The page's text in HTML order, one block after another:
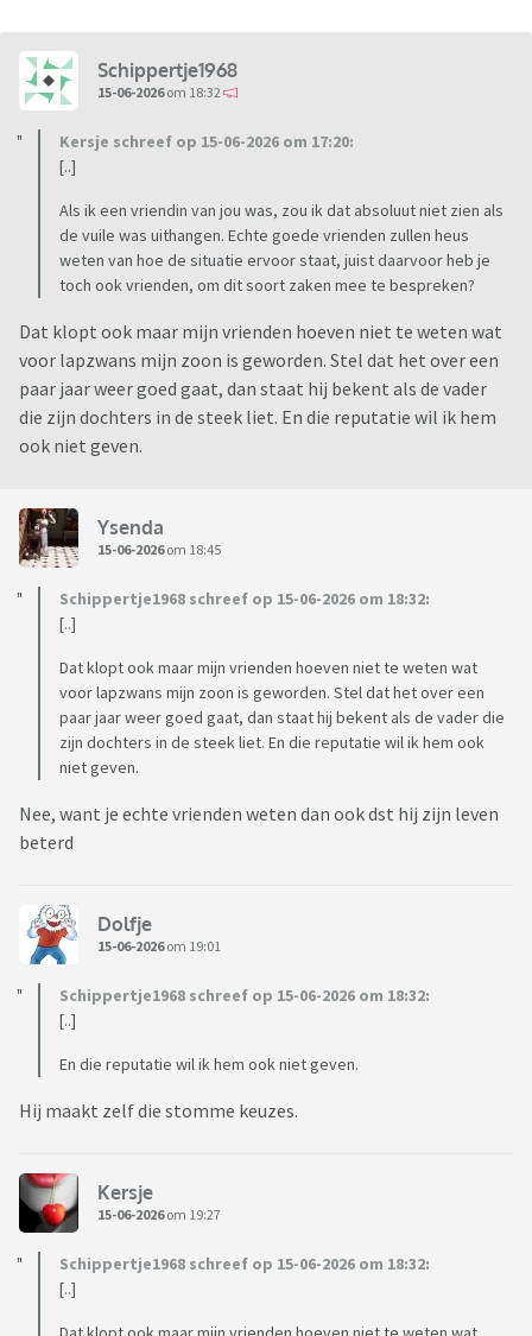
Schippertje1968
15-06-2026om 18:32
Kersje schreef op 15-06-2026 om 17:20:
[..]
Als ik een vriendin van jou was, zou ik dat absoluut niet zien als
de vuile was uithangen. Echte goede vrienden zullen heus
weten van hoe de situatie ervoor staat, juist daarvoor heb je
toch ook vrienden, om dit soort zaken mee te bespreken?
Dat klopt ook maar mijn vrienden hoeven niet te weten wat
voor lapzwans mijn zoon is geworden. Stel dat het over een
paar jaar weer goed gaat, dan staat hij bekent als de vader
die zijn dochters in de steek liet. En die reputatie wil ik hem
ook niet geven.
Ysenda
15-06-2026om 18:45
Schippertje1968 schreef op 15-06-2026 om 18:32:
[..]
Dat klopt ook maar mijn vrienden hoeven niet te weten wat
voor lapzwans mijn zoon is geworden. Stel dat het over een
paar jaar weer goed gaat, dan staat hij bekent als de vader die
zijn dochters in de steek liet. En die reputatie wil ik hem ook
niet geven.
Nee, want je echte vrienden weten dan ook dst hij zijn leven
beterd
Dolfje
15-06-2026om 19:01
Schippertje1968 schreef op 15-06-2026 om 18:32:
[..]
En die reputatie wil ik hem ook niet geven.
Hij maakt zelf die stomme keuzes.
Kersje
15-06-2026om 19:27
Schippertje1968 schreef op 15-06-2026 om 18:32:
[..]